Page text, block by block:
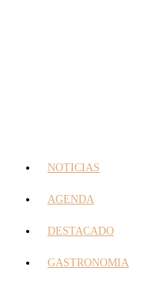
NOTICIAS
AGENDA
DESTACADO
GASTRONOMIA